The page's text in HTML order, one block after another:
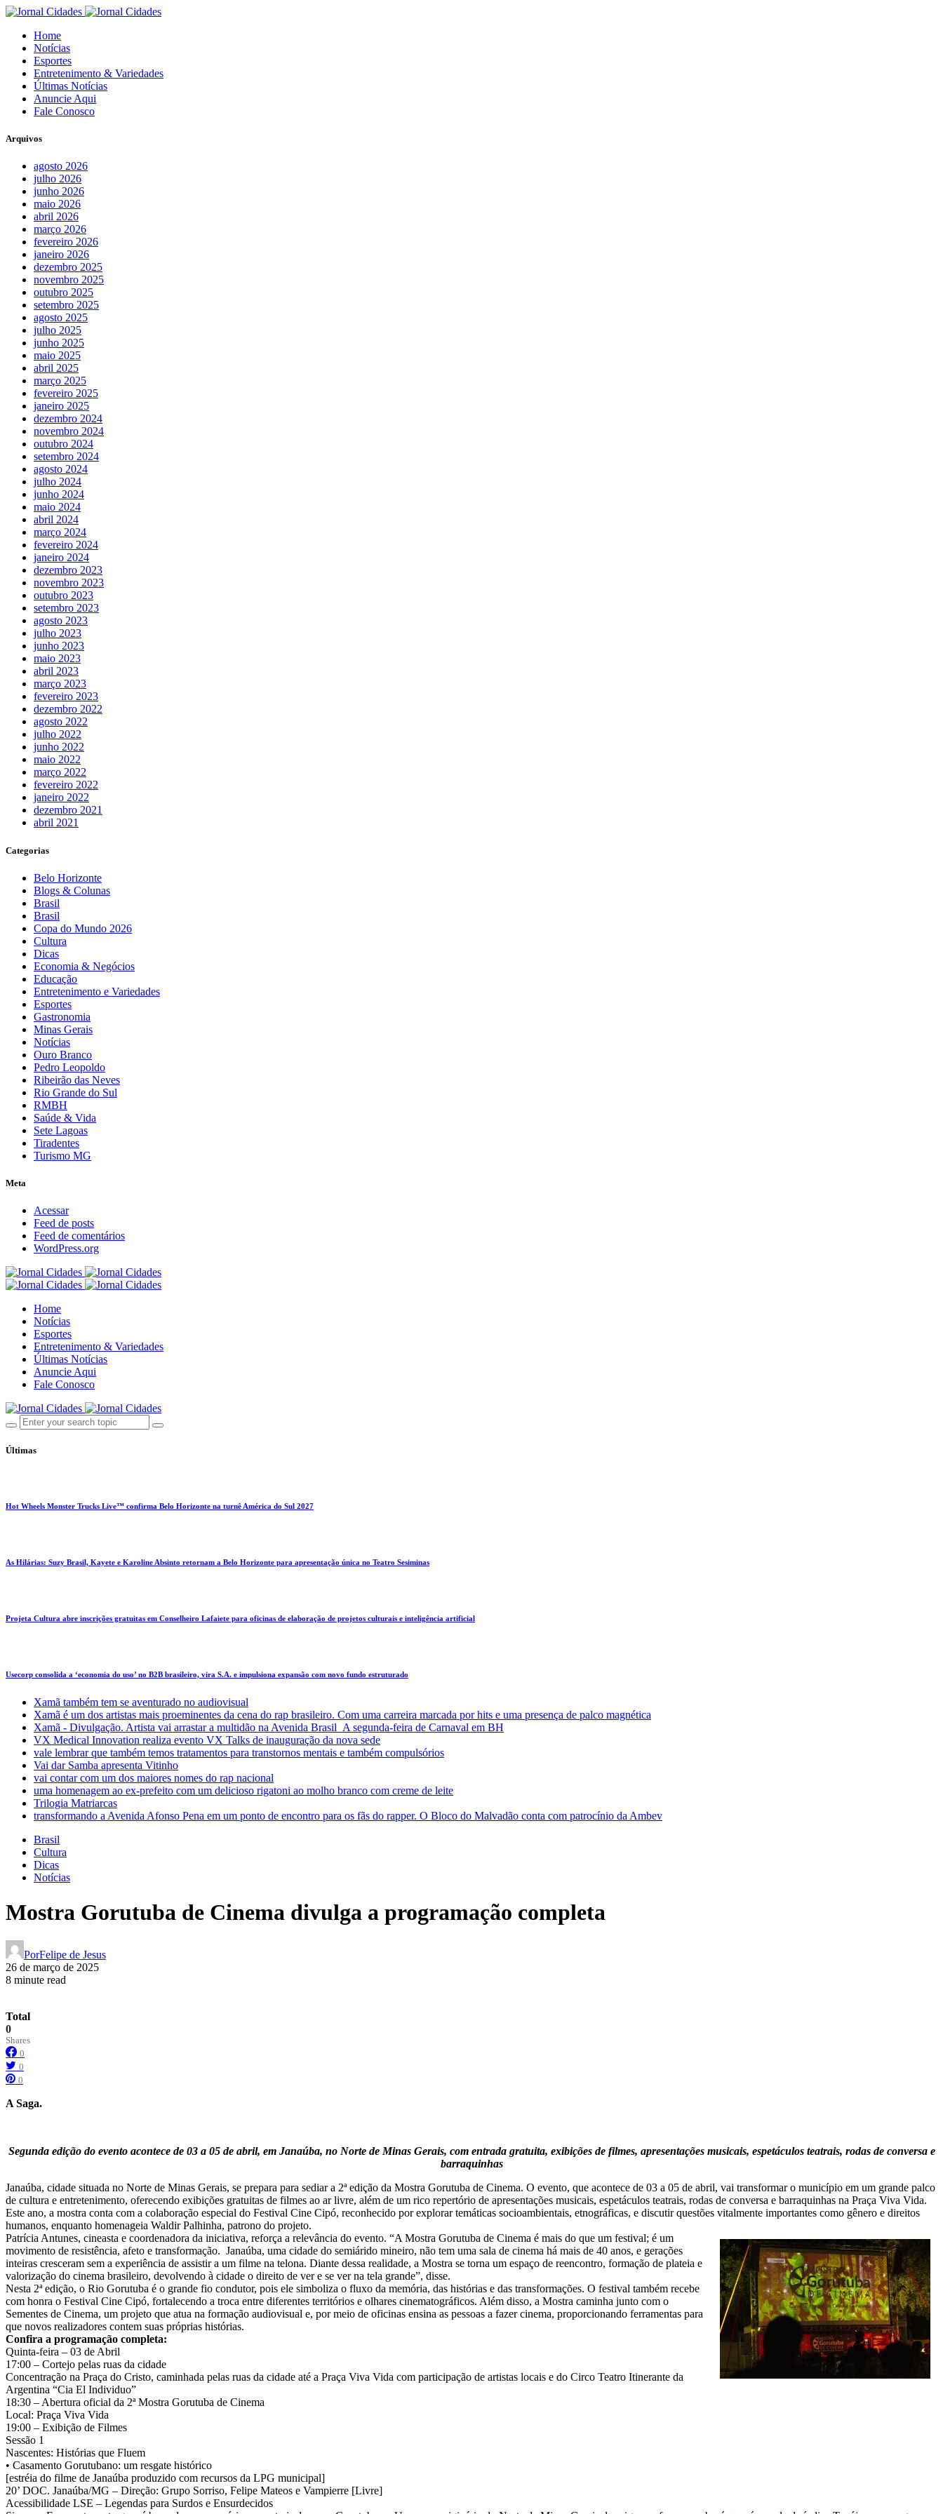
Home
Notícias
Esportes
Entretenimento & Variedades
Últimas Notícias
Anuncie Aqui
Fale Conosco
Arquivos
agosto 2026
julho 2026
junho 2026
maio 2026
abril 2026
março 2026
fevereiro 2026
janeiro 2026
dezembro 2025
novembro 2025
outubro 2025
setembro 2025
agosto 2025
julho 2025
junho 2025
maio 2025
abril 2025
março 2025
fevereiro 2025
janeiro 2025
dezembro 2024
novembro 2024
outubro 2024
setembro 2024
agosto 2024
julho 2024
junho 2024
maio 2024
abril 2024
março 2024
fevereiro 2024
janeiro 2024
dezembro 2023
novembro 2023
outubro 2023
setembro 2023
agosto 2023
julho 2023
junho 2023
maio 2023
abril 2023
março 2023
fevereiro 2023
dezembro 2022
agosto 2022
julho 2022
junho 2022
maio 2022
março 2022
fevereiro 2022
janeiro 2022
dezembro 2021
abril 2021
Categorias
Belo Horizonte
Blogs & Colunas
Brasil
Brasil
Copa do Mundo 2026
Cultura
Dicas
Economia & Negócios
Educação
Entretenimento e Variedades
Esportes
Gastronomia
Minas Gerais
Notícias
Ouro Branco
Pedro Leopoldo
Ribeirão das Neves
Rio Grande do Sul
RMBH
Saúde & Vida
Sete Lagoas
Tiradentes
Turismo MG
Meta
Acessar
Feed de posts
Feed de comentários
WordPress.org
Home
Notícias
Esportes
Entretenimento & Variedades
Últimas Notícias
Anuncie Aqui
Fale Conosco
Últimas
Hot Wheels Monster Trucks Live™ confirma Belo Horizonte na turnê América do Sul 2027
As Hilárias: Suzy Brasil, Kayete e Karoline Absinto retornam a Belo Horizonte para apresentação única no Teatro Sesiminas
Projeta Cultura abre inscrições gratuitas em Conselheiro Lafaiete para oficinas de elaboração de projetos culturais e inteligência artificial
Usecorp consolida a ‘economia do uso’ no B2B brasileiro, vira S.A. e impulsiona expansão com novo fundo estruturado
Xamã também tem se aventurado no audiovisual
Xamã é um dos artistas mais proeminentes da cena do rap brasileiro. Com uma carreira marcada por hits e uma presença de palco magnética
Xamã - Divulgação. Artista vai arrastar a multidão na Avenida Brasil A segunda-feira de Carnaval em BH
VX Medical Innovation realiza evento VX Talks de inauguração da nova sede
vale lembrar que também temos tratamentos para transtornos mentais e também compulsórios
Vai dar Samba apresenta Vitinho
vai contar com um dos maiores nomes do rap nacional
uma homenagem ao ex-prefeito com um delicioso rigatoni ao molho branco com creme de leite
Trilogia Matriarcas
transformando a Avenida Afonso Pena em um ponto de encontro para os fãs do rapper. O Bloco do Malvadão conta com patrocínio da Ambev
Brasil
Cultura
Dicas
Notícias
Mostra Gorutuba de Cinema divulga a programação completa
PorFelipe de Jesus
26 de março de 2025
8 minute read
Total
0
Shares
0
0
0
A Saga.
Segunda edição do evento acontece de 03 a 05 de abril, em Janaúba, no Norte de Minas Gerais, com entrada gratuita, exibições de filmes, apresentações musicais, espetáculos teatrais, rodas de conversa e
barraquinhas
Janaúba, cidade situada no Norte de Minas Gerais, se prepara para sediar a 2ª edição da Mostra Gorutuba de Cinema. O evento, que acontece de 03 a 05 de abril, vai transformar o município em um grande palco
de cultura e entretenimento, oferecendo exibições gratuitas de filmes ao ar livre, além de um rico repertório de apresentações musicais, espetáculos teatrais, rodas de conversa e barraquinhas na Praça Viva Vida.
Este ano, a mostra conta com a colaboração especial do Festival Cine Cipó, reconhecido por explorar temáticas socioambientais, etnográficas, e discutir questões vitalmente importantes como gênero e direitos
humanos, enquanto homenageia Waldir Palhinha, patrono do projeto.
Patrícia Antunes, cineasta e coordenadora da iniciativa, reforça a relevância do evento. “A Mostra Gorutuba de Cinema é mais do que um festival; é um
movimento de resistência, afeto e transformação. Janaúba, uma cidade do semiárido mineiro, não tem uma sala de cinema há mais de 40 anos, e gerações
inteiras cresceram sem a experiência de assistir a um filme na telona. Diante dessa realidade, a Mostra se torna um espaço de reencontro, formação de plateia e
valorização do cinema brasileiro, devolvendo à cidade o direito de ver e se ver na tela grande”, disse.
Nesta 2ª edição, o Rio Gorutuba é o grande fio condutor, pois ele simboliza o fluxo da memória, das histórias e das transformações. O festival também recebe
com honra o Festival Cine Cipó, fortalecendo a troca entre diferentes territórios e olhares cinematográficos. Além disso, a Mostra caminha junto com o
Sementes de Cinema, um projeto que atua na formação audiovisual e, por meio de oficinas ensina as pessoas a fazer cinema, proporcionando ferramentas para
que novos realizadores contem suas próprias histórias.
Confira a programação completa:
Quinta-feira – 03 de Abril
17:00 – Cortejo pelas ruas da cidade
Concentração na Praça do Cristo, caminhada pelas ruas da cidade até a Praça Viva Vida com participação de artistas locais e do Circo Teatro Itinerante da
Argentina “Cia El Individuo”
18:30 – Abertura oficial da 2ª Mostra Gorutuba de Cinema
Local: Praça Viva Vida
19:00 – Exibição de Filmes
Sessão 1
Nascentes: Histórias que Fluem
• Casamento Gorutubano: um resgate histórico
[estréia do filme de Janaúba produzido com recursos da LPG municipal]
20’ DOC. Janaúba/MG – Direção: Grupo Sorriso, Felipe Mateos e Vampierre [Livre]
Acessibilidade LSE – Legendas para Surdos e Ensurdecidos